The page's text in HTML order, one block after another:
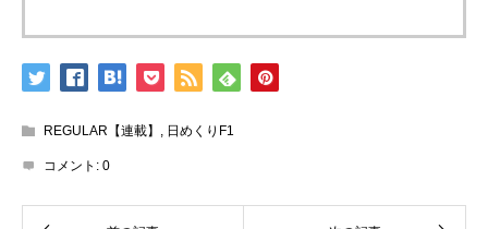
REGULAR【連載】 , 日めくりF1
コメント: 0